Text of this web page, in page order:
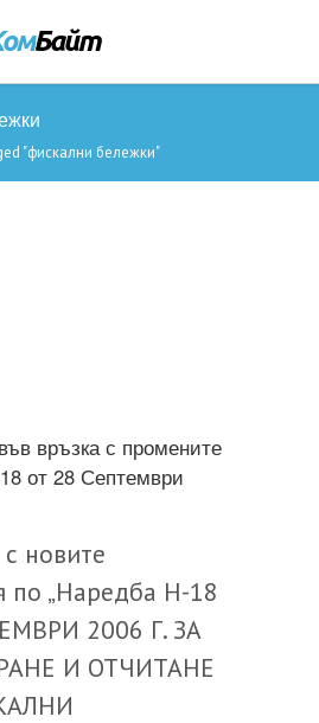
"фискални бележки"
връзка с промените
от 28 Септември
новите
по „Наредба Н-18
2006 Г. ЗА
И ОТЧИТАНЕ